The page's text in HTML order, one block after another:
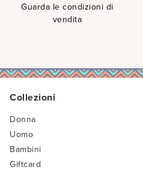
Guarda le condizioni di
vendita
Collezioni
Donna
Uomo
Bambini
Giftcard